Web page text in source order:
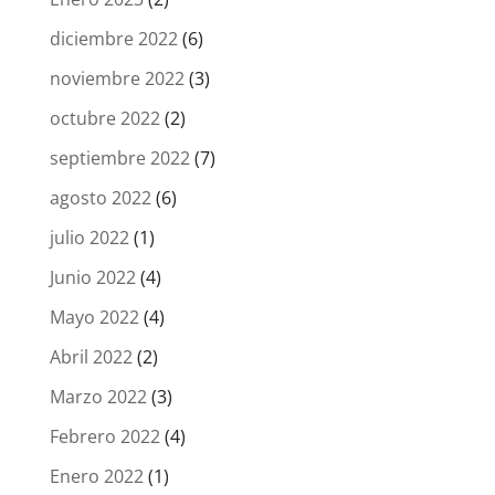
diciembre 2022(6)
noviembre 2022(3)
octubre 2022(2)
septiembre 2022(7)
agosto 2022(6)
julio 2022(1)
Junio 2022(4)
Mayo 2022(4)
Abril 2022(2)
Marzo 2022(3)
Febrero 2022(4)
Enero 2022(1)